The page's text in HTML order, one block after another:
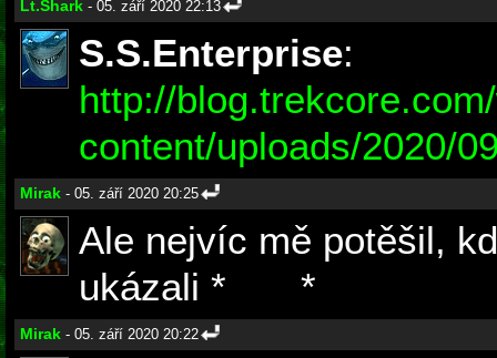
Lt.Shark - 05. září 2020 22:13
S.S.Enterprise:
http://
content/uploads/2020/
Mirak - 05. září 2020 20:25
Ale nejvíc mě potěšil,
ukázali *
*
Mirak - 05. září 2020 20:22